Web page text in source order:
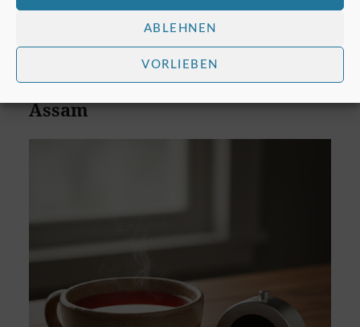
ABLEHNEN
VORLIEBEN
Tipp:Kurze Ziehzeit bewahrt die feinen, blumigen
Aromen dieser delikaten Teesorte.
Assam